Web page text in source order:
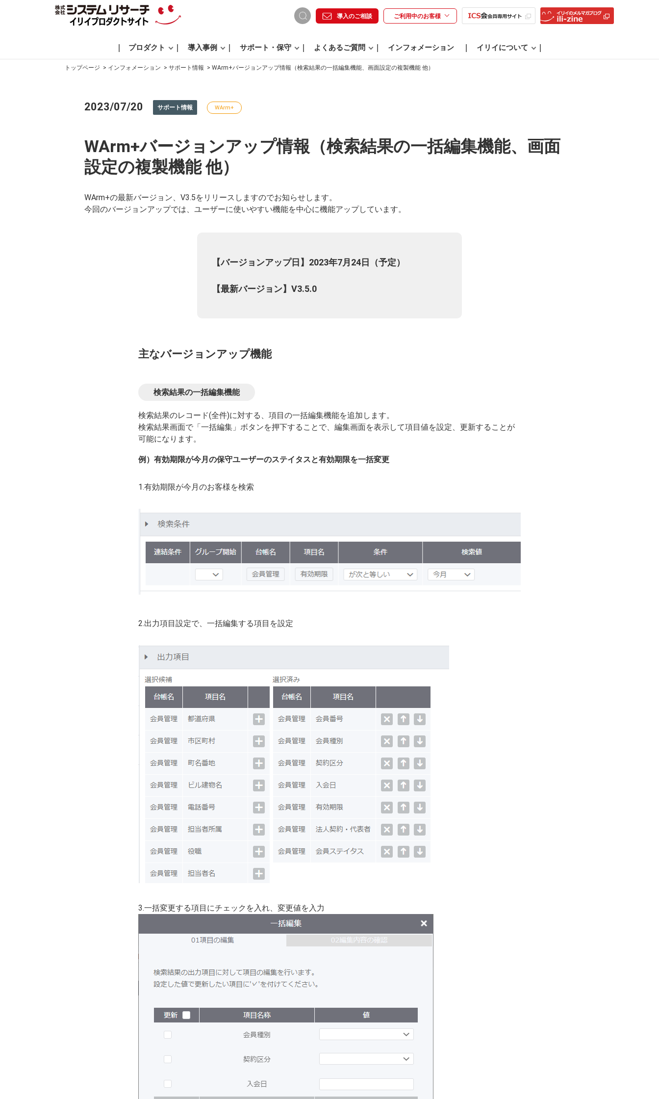
導入のご相談 ご利用中のお客様
プロダクト 導入事例 サポート・保守 よくあるご質問 インフォメーション イリイについて
トップページ インフォメーション サポート情報 WArm+バージョンアップ情報（検索結果の一括編集機能、画面設定の複製機能 他）
2023/07/20 サポート情報 WArm+
WArm+バージョンアップ情報（検索結果の一括編集機能、画面
設定の複製機能 他）
WArm+の最新バージョン、V3.5をリリースしますのでお知らせします。
今回のバージョンアップでは、ユーザーに使いやすい機能を中心に機能アップしています。
【バージョンアップ日】2023年7月24日（予定）
【最新バージョン】V3.5.0
主なバージョンアップ機能
検索結果の一括編集機能
検索結果のレコード(全件)に対する、項目の一括編集機能を追加します。
検索結果画面で「一括編集」ボタンを押下することで、編集画面を表示して項目値を設定、更新することが
可能になります。
例）有効期限が今月の保守ユーザーのステイタスと有効期限を一括変更
1.有効期限が今月のお客様を検索
2.出力項目設定で、一括編集する項目を設定
3.一括変更する項目にチェックを入れ、変更値を入力